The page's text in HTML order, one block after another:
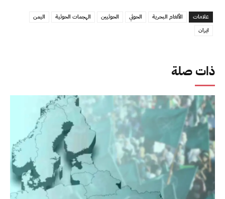
ذات صلة
علامات الألغام البحرية الحوثي الحوثيين الهجمات الحوثية
اليمن
ايران